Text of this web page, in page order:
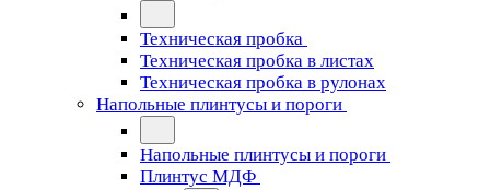
Техническая пробка
Техническая пробка в листах
Техническая пробка в рулонах
Напольные плинтусы и пороги
Напольные плинтусы и пороги
Плинтус МДФ